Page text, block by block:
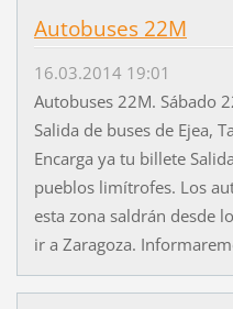
Autobuses 22M
16.03.2014 19:01
Autobuses 22M. Sábado
Salida de buses de Ejea,
Encarga ya tu billete
pueblos limítrofes. Los
esta zona saldrán desde
ir a Zaragoza.